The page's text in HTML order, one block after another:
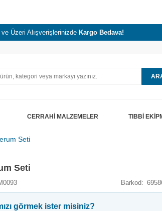
ve Üzeri Alışverişlerinizde Kargo Bedava!
CERRAHİ MALZEMELER TIBBİ
Seti
Seti
Barkod:
görmek ister misiniz?